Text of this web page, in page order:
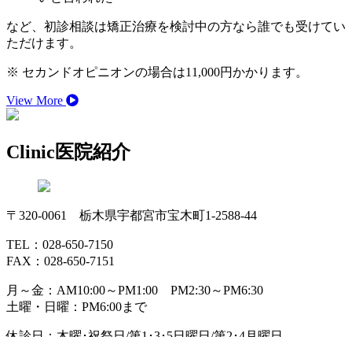
など、初診相談は矯正治療を検討中の方なら誰でも受けてい
ただけます。
※ セカンドオピニオンの場合は11,000円かかります。
View More
Clinic医院紹介
〒320-0061 栃木県宇都宮市宝木町1-2588-44
TEL：028-650-7150
FAX：028-650-7151
月～金：AM10:00～PM1:00 PM2:30～PM6:30
土曜・日曜：PM6:00まで